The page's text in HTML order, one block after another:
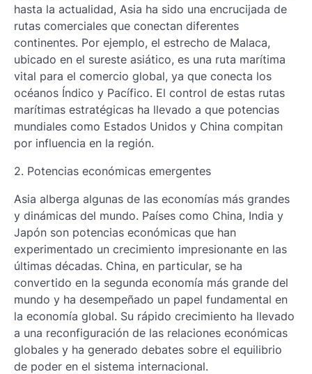
hasta la actualidad, Asia ha sido una encrucijada de
rutas comerciales que conectan diferentes
continentes. Por ejemplo, el estrecho de Malaca,
ubicado en el sureste asiático, es una ruta marítima
vital para el comercio global, ya que conecta los
océanos Índico y Pacífico. El control de estas rutas
marítimas estratégicas ha llevado a que potencias
mundiales como Estados Unidos y China compitan
por influencia en la región.
2. Potencias económicas emergentes
Asia alberga algunas de las economías más grandes
y dinámicas del mundo. Países como China, India y
Japón son potencias económicas que han
experimentado un crecimiento impresionante en las
últimas décadas. China, en particular, se ha
convertido en la segunda economía más grande del
mundo y ha desempeñado un papel fundamental en
la economía global. Su rápido crecimiento ha llevado
a una reconfiguración de las relaciones económicas
globales y ha generado debates sobre el equilibrio
de poder en el sistema internacional.